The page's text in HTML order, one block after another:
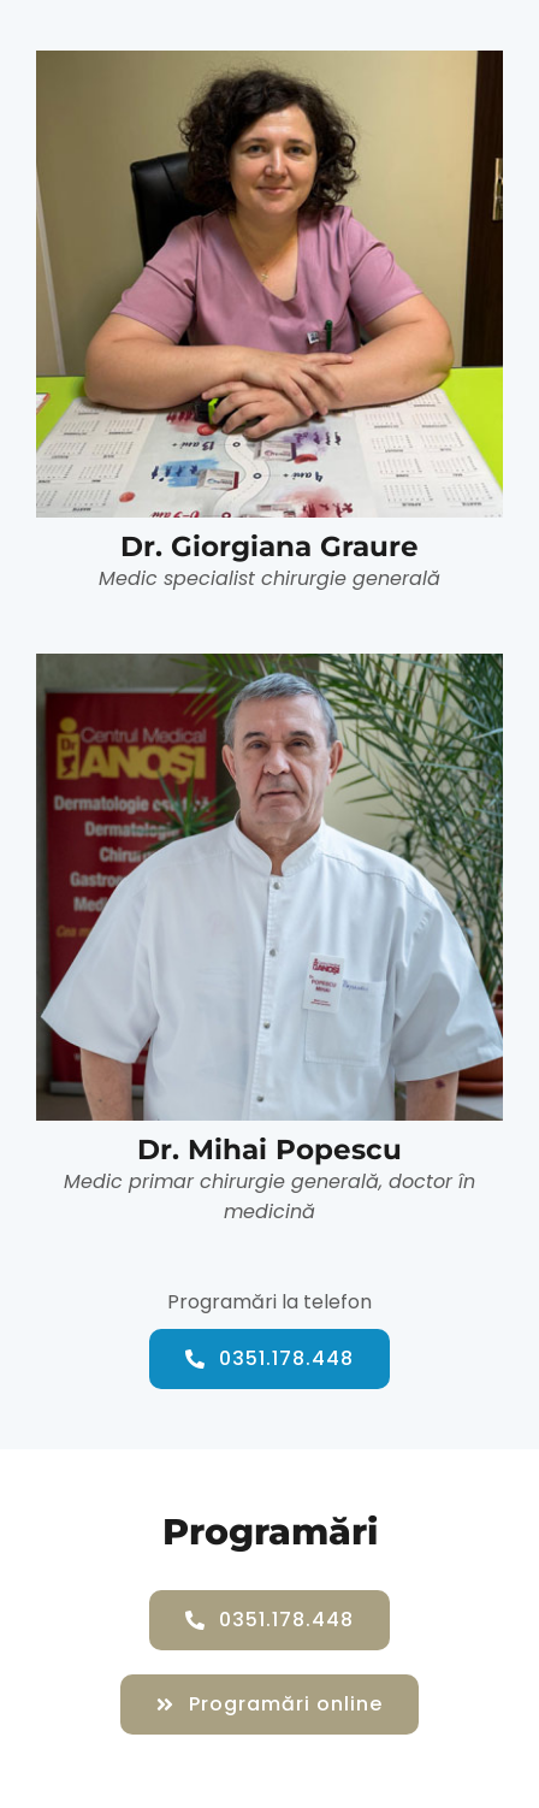
Dr. Giorgiana Graure
Medic specialist chirurgie generală
Dr. Mihai Popescu
Medic primar chirurgie generală, doctor în
medicină
Programări la telefon
0351.178.448
Programări
0351.178.448
Programări online